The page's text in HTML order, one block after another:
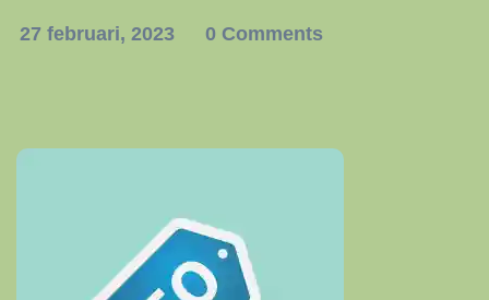
27 februari, 2023 0 Comments